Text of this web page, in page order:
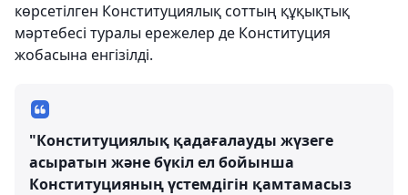
көрсетілген Конституциялық соттың құқықтық
мәртебесі туралы ережелер де Конституция
жобасына енгізілді.
"Конституциялық қадағалауды жүзеге
асыратын және бүкіл ел бойынша
Конституцияның үстемдігін қамтамасыз